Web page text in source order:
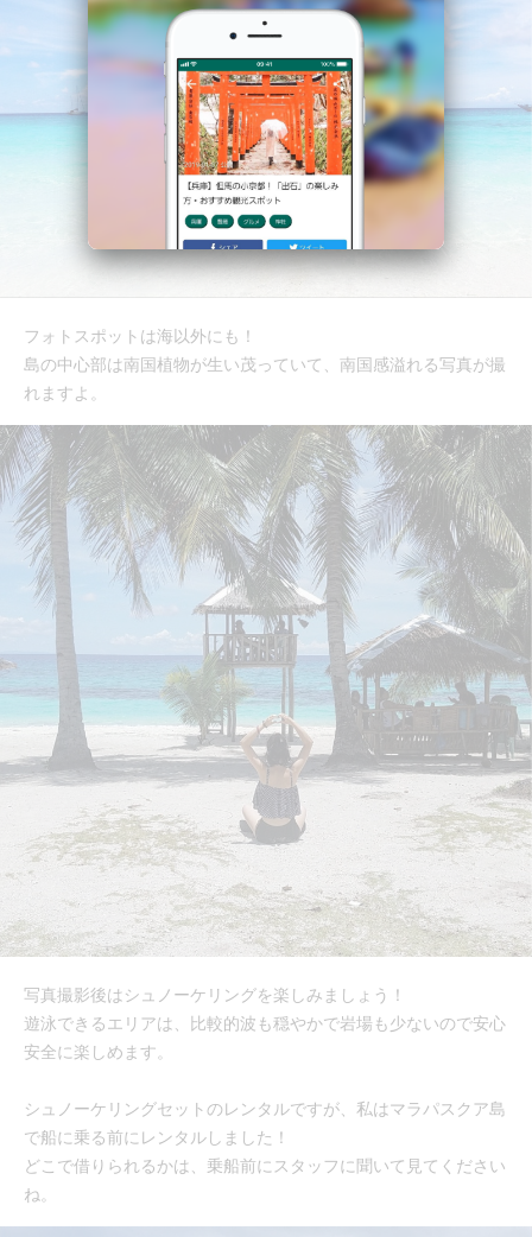
フォトスポットは海以外にも！
島の中心部は南国植物が生い茂っていて、南国感溢れる写真が撮
れますよ。
写真撮影後はシュノーケリングを楽しみましょう！
遊泳できるエリアは、比較的波も穏やかで岩場も少ないので安心
安全に楽しめます。
シュノーケリングセットのレンタルですが、私はマラパスクア島
で船に乗る前にレンタルしました！
どこで借りられるかは、乗船前にスタッフに聞いて見てください
ね。